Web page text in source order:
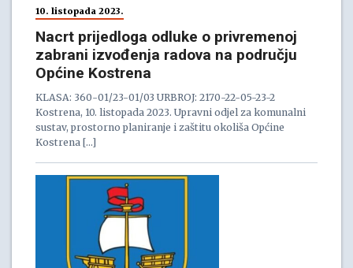
10. listopada 2023.
Nacrt prijedloga odluke o privremenoj
zabrani izvođenja radova na području
Općine Kostrena
KLASA: 360-01/23-01/03 URBROJ: 2170-22-05-23-2
Kostrena, 10. listopada 2023. Upravni odjel za komunalni
sustav, prostorno planiranje i zaštitu okoliša Općine
Kostrena […]